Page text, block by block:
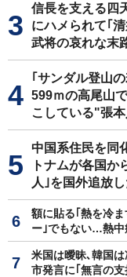
信長を支える四
にハメられて｢
武将の哀れな末
｢サンダル登山
599ｍの高尾山
こしている"張
中国系住民を同
トナムが各国か
人｣を国外追放
額に貼る｢熱を冷
ー｣でもない…熱中
米国は曖昧､韓国
市発言に｢無言の